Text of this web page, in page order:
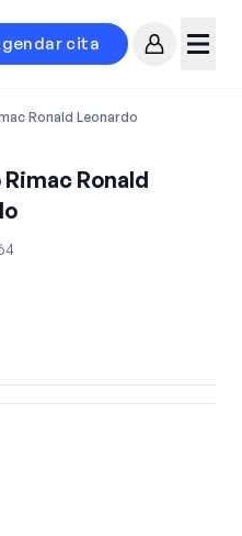
cita
Ronald Leonardo
Ronald